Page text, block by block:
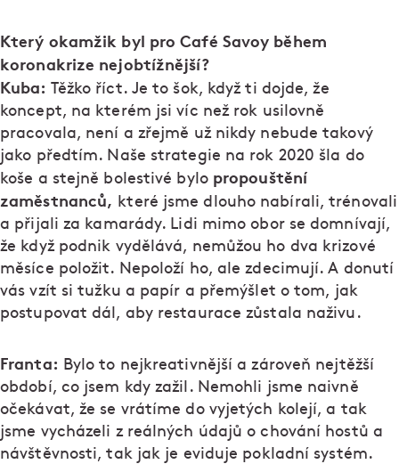
Který okamžik byl pro Café Savoy během
koronakrize nejobtížnější?
Kuba: Těžko říct. Je to šok, když ti dojde, že
koncept, na kterém jsi víc než rok usilovně
pracovala, není a zřejmě už nikdy nebude takový
jako předtím. Naše strategie na rok 2020 šla do
koše a stejně bolestivé bylo propouštění
zaměstnanců, které jsme dlouho nabírali, trénovali
a přijali za kamarády. Lidi mimo obor se domnívají,
že když podnik vydělává, nemůžou ho dva krizové
měsíce položit. Nepoloží ho, ale zdecimují. A donutí
vás vzít si tužku a papír a přemýšlet o tom, jak
postupovat dál, aby restaurace zůstala naživu.
Franta: Bylo to nejkreativnější a zároveň nejtěžší
období, co jsem kdy zažil. Nemohli jsme naivně
očekávat, že se vrátíme do vyjetých kolejí, a tak
jsme vycházeli z reálných údajů o chování hostů a
návštěvnosti, tak jak je eviduje pokladní systém.